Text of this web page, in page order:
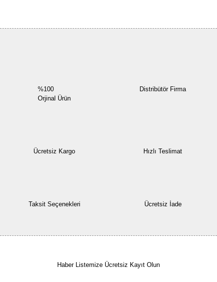
%100
Orjinal Ürün
Distribütör Firma
Ücretsiz Kargo Hızlı Teslimat
Taksit Seçenekleri Ücretsiz İade
Haber Listemize Ücretsiz Kayıt Olun